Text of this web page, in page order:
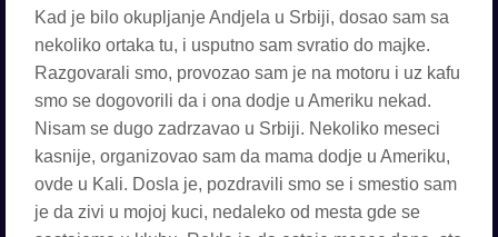
Kad je bilo okupljanje Andjela u Srbiji, dosao sam sa
nekoliko ortaka tu, i usputno sam svratio do majke.
Razgovarali smo, provozao sam je na motoru i uz kafu
smo se dogovorili da i ona dodje u Ameriku nekad.
Nisam se dugo zadrzavao u Srbiji. Nekoliko meseci
kasnije, organizovao sam da mama dodje u Ameriku,
ovde u Kali. Dosla je, pozdravili smo se i smestio sam
je da zivi u mojoj kuci, nedaleko od mesta gde se